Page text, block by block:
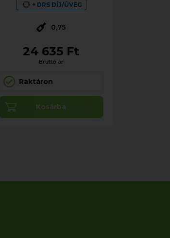
+ DRS DÍJ/ÜVEG
0,75
24 635 Ft
Bruttó ár
Raktáron
Kosárba